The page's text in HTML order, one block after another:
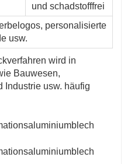
und schadstofffrei
personalisierte
usw.
wird in
Bauwesen,
Industrie usw. häufig